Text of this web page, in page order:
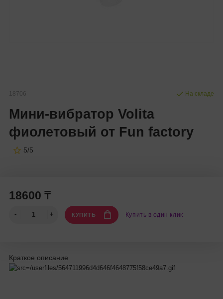
18706
Мини-вибратор Volita
фиолетовый от Fun factory
5/5
На складе
18600 ₸
КУПИТЬ Купить в один клик
Краткое описание